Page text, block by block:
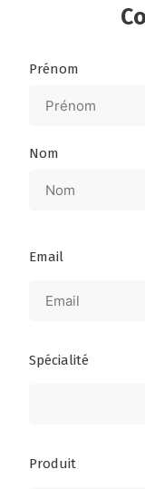
Nom
Prénom
Nom
Email
Spécialité
Produit